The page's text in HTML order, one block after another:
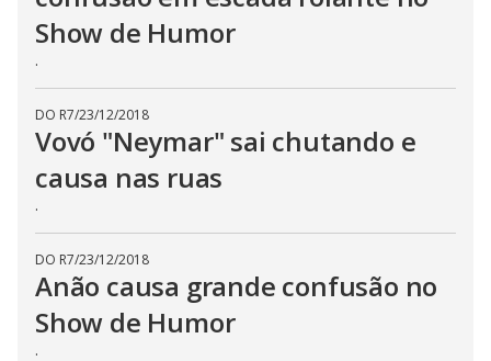
Show de Humor
.
DO R7/23/12/2018
Vovó "Neymar" sai chutando e
causa nas ruas
.
DO R7/23/12/2018
Anão causa grande confusão no
Show de Humor
.